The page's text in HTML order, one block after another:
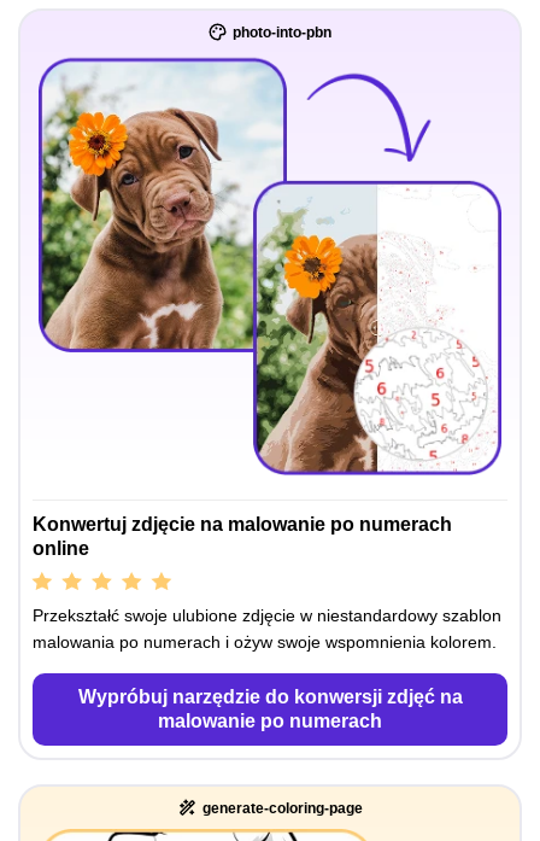
photo-into-pbn
Konwertuj zdjęcie na malowanie po numerach
online
Przekształć swoje ulubione zdjęcie w niestandardowy szablon
malowania po numerach i ożyw swoje wspomnienia kolorem.
Wypróbuj narzędzie do konwersji zdjęć na
malowanie po numerach
generate-coloring-page